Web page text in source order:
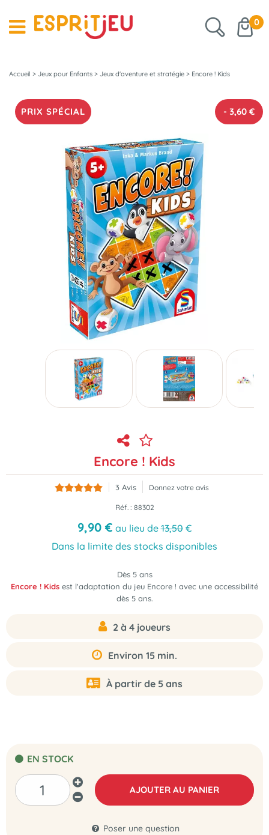
0
Accueil > Jeux pour Enfants > Jeux d'aventure et stratégie > Encore ! Kids
PRIX SPÉCIAL - 3,60 €
Encore ! Kids
3 Avis Donnez votre avis
Réf. : 88302
9,90 € au lieu de13,50€
Dans la limite des stocks disponibles
Dès 5 ans
Encore ! Kids est l'adaptation du jeu Encore ! avec une accessibilité
dès 5 ans.
2 à 4 joueurs
Environ 15 min.
À partir de 5 ans
EN STOCK
AJOUTER AU PANIER
Poser une question